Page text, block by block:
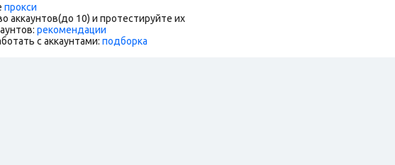
прокси
аккаунтов(до 10) и протестируйте их
рекомендации
с аккаунтами: подборка